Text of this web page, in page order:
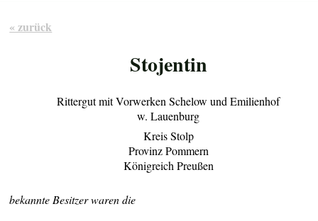
« zurück
Stojentin
Rittergut mit Vorwerken Schelow und Emilienhof
w. Lauenburg
Kreis Stolp
Provinz Pommern
Königreich Preußen
bekannte Besitzer waren die